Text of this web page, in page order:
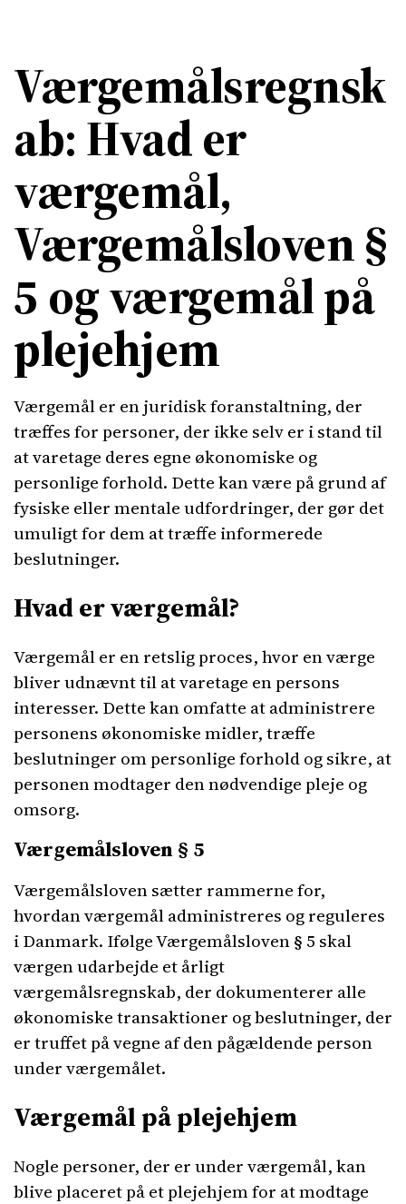
Værgemålsregnsk
ab: Hvad er
værgemål,
Værgemålsloven §
5 og værgemål på
plejehjem
Værgemål er en juridisk foranstaltning, der
træffes for personer, der ikke selv er i stand til
at varetage deres egne økonomiske og
personlige forhold. Dette kan være på grund af
fysiske eller mentale udfordringer, der gør det
umuligt for dem at træffe informerede
beslutninger.
Hvad er værgemål?
Værgemål er en retslig proces, hvor en værge
bliver udnævnt til at varetage en persons
interesser. Dette kan omfatte at administrere
personens økonomiske midler, træffe
beslutninger om personlige forhold og sikre, at
personen modtager den nødvendige pleje og
omsorg.
Værgemålsloven § 5
Værgemålsloven sætter rammerne for,
hvordan værgemål administreres og reguleres
i Danmark. Ifølge Værgemålsloven § 5 skal
værgen udarbejde et årligt
værgemålsregnskab, der dokumenterer alle
økonomiske transaktioner og beslutninger, der
er truffet på vegne af den pågældende person
under værgemålet.
Værgemål på plejehjem
Nogle personer, der er under værgemål, kan
blive placeret på et plejehjem for at modtage